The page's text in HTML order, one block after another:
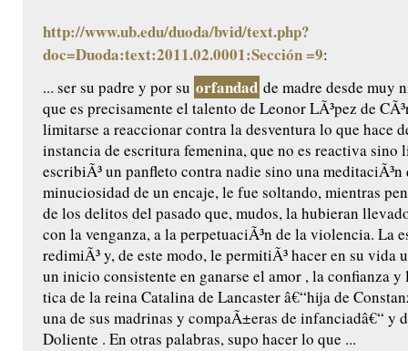
http://www.ub.edu/duoda/bvid/text.php?
doc=Duoda:text:2011.02.0001:Sección =9:
... ser su padre y por su orfandad de madre desde muy
que es precisamente el talento de Leonor LÃ³pez de
limitarse a reaccionar contra la desventura lo que hace
instancia de escritura femenina, que no es reactiva sino
escribiÃ³ un panfleto contra nadie sino una meditaciÃ³n
minuciosidad de un encaje, le fue soltando, mientras
de los delitos del pasado que, mudos, la hubieran
con la venganza, a la perpetuaciÃ³n de la violencia. La
redimiÃ³ y, de este modo, le permitiÃ³ hacer en su vida
un inicio consistente en ganarse el amor , la confianza
tica de la reina Catalina de Lancaster â€“hija de
una de sus madrinas y compaÃ±eras de infanciadâ€“ y
Doliente . En otras palabras, supo hacer lo que ...